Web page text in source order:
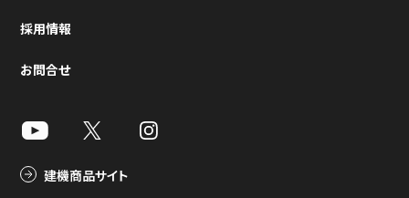
採用情報
お問合せ
建機商品サイト